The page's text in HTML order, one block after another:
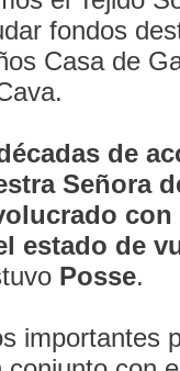
fondos
Casa de
de
Señora
con
estado de
Posse.
importantes